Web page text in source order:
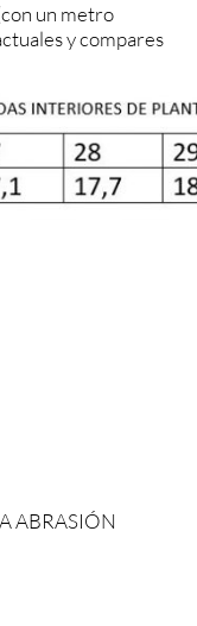
un metro
y compares
ABRASIÓN